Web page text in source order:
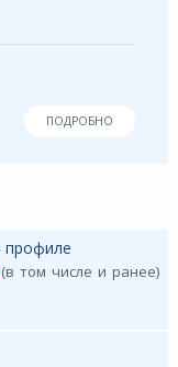
ПОДРОБНО
профиле
(в том числе и ранее)